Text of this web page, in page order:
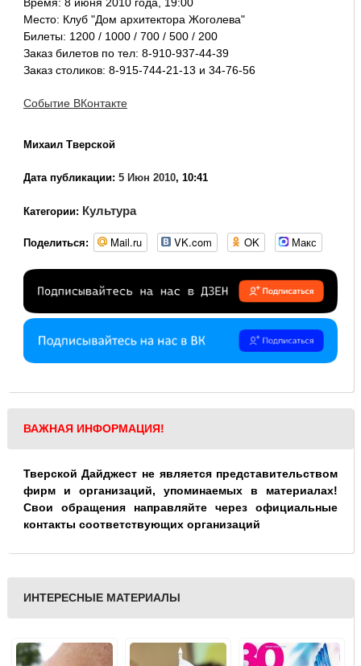
Место: Клуб "Дом архитектора Жоголева"
Билеты: 1200 / 1000 / 700 / 500 / 200
Заказ билетов по тел: 8-910-937-44-39
Заказ столиков: 8-915-744-21-13 и 34-76-56
Событие ВКонтакте
Михаил Тверской
Дата публикации: 5 Июн 2010, 10:41
Категории: Культура
Поделиться: Mail.ru VK.com OK Макс
ВАЖНАЯ ИНФОРМАЦИЯ!
Тверской Дайджест не является представительством
фирм и организаций, упоминаемых в материалах!
Свои обращения направляйте через официальные
контакты соответствующих организаций
ИНТЕРЕСНЫЕ МАТЕРИАЛЫ